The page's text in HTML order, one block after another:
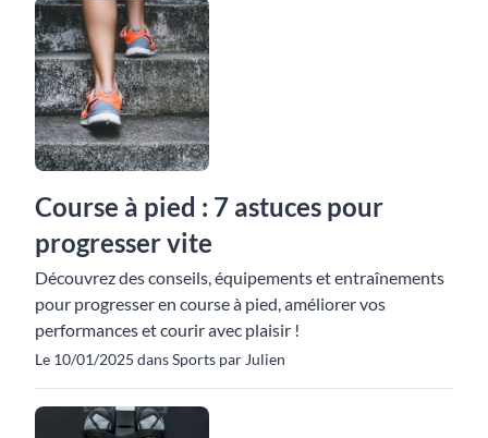
Course à pied : 7 astuces pour
progresser vite
Découvrez des conseils, équipements et entraînements
pour progresser en course à pied, améliorer vos
performances et courir avec plaisir !
Le 10/01/2025 dans Sports par Julien